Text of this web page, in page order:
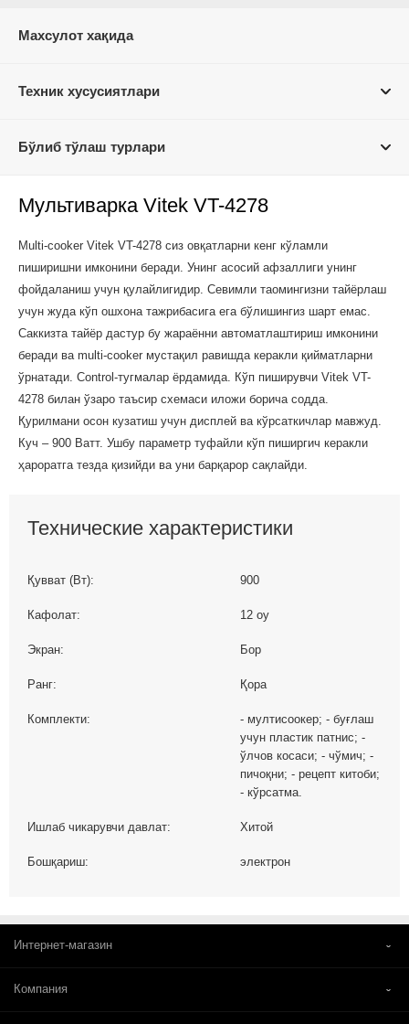
Махсулот хақида
Техник хусусиятлари
Бўлиб тўлаш турлари
Мультиварка Vitek VT-4278
Multi-cooker Vitek VT-4278 сиз овқатларни кенг кўламли
пиширишни имконини беради. Унинг асосий афзаллиги унинг
фойдаланиш учун қулайлигидир. Севимли таомингизни тайёрлаш
учун жуда кўп ошхона тажрибасига ега бўлишингиз шарт емас.
Саккизта тайёр дастур бу жараённи автоматлаштириш имконини
беради ва multi-cooker мустақил равишда керакли қийматларни
ўрнатади. Control-тугмалар ёрдамида. Кўп пиширувчи Vitek VT-
4278 билан ўзаро таъсир схемаси иложи борича содда.
Қурилмани осон кузатиш учун дисплей ва кўрсаткичлар мавжуд.
Куч – 900 Ватт. Ушбу параметр туфайли кўп пиширгич керакли
ҳароратга тезда қизийди ва уни барқарор сақлайди.
Технические характеристики
Қувват (Вт): 900
Кафолат: 12 oy
Экран: Бор
Ранг: Қора
Комплекти:
- мултиcоокер; - буғлаш
учун пластик патнис; -
ўлчов косаси; - чўмич; -
пичоқни; - рецепт китоби;
- кўрсатма.
Ишлаб чикарувчи давлат: Хитой
Бошқариш: электрон
Интернет-магазин
Компания